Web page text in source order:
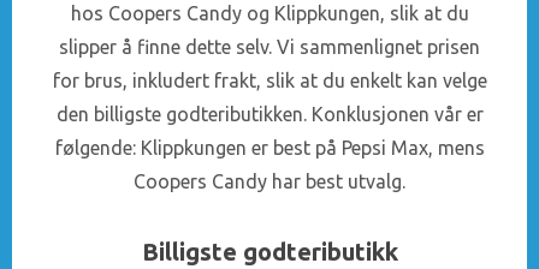
hos Coopers Candy og Klippkungen, slik at du
slipper å finne dette selv. Vi sammenlignet prisen
for brus, inkludert frakt, slik at du enkelt kan velge
den billigste godteributikken. Konklusjonen vår er
følgende: Klippkungen er best på Pepsi Max, mens
Coopers Candy har best utvalg.
Billigste godteributikk